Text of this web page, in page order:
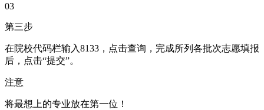
03
第三步
在院校代码栏输入8133，点击查询，完成所列各批次志愿填报
后，点击“提交”。
注意
将最想上的专业放在第一位！